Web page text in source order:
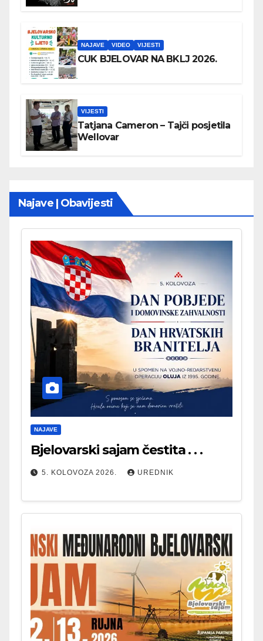
NAJAVE VIDEO VIJESTI
CUK BJELOVAR NA BKLJ 2026.
VIJESTI
Tatjana Cameron – Tajči posjetila
Wellovar
Najave | Obavijesti
NAJAVE
Bjelovarski sajam čestita . . .
5. KOLOVOZA 2026. UREDNIK